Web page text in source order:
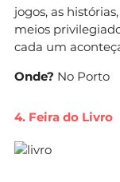
jogos, as
meios
cada um
Onde? No Porto
4. Feira do Livro